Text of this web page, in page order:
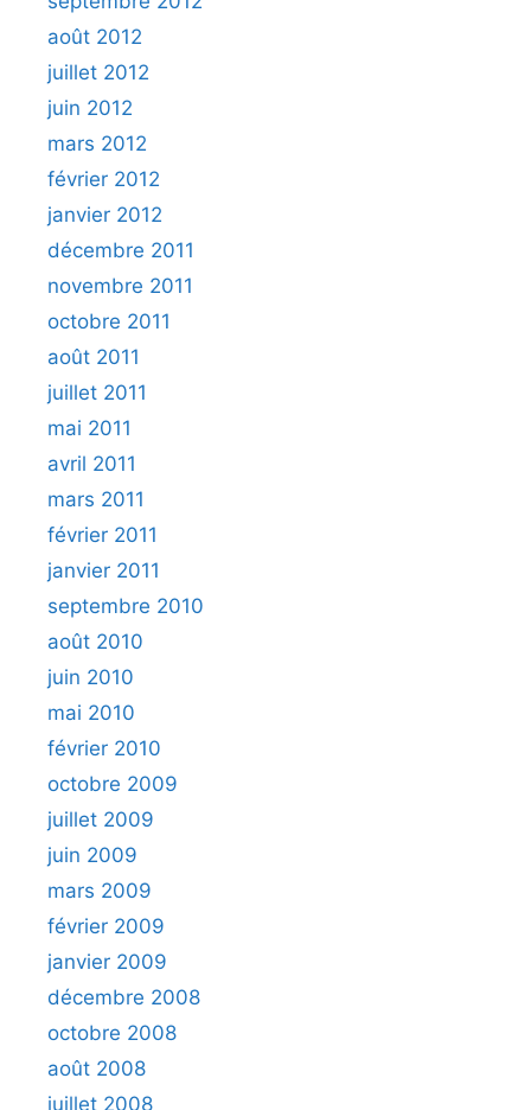
août 2012
juillet 2012
juin 2012
mars 2012
février 2012
janvier 2012
décembre 2011
novembre 2011
octobre 2011
août 2011
juillet 2011
mai 2011
avril 2011
mars 2011
février 2011
janvier 2011
septembre 2010
août 2010
juin 2010
mai 2010
février 2010
octobre 2009
juillet 2009
juin 2009
mars 2009
février 2009
janvier 2009
décembre 2008
octobre 2008
août 2008
juillet 2008